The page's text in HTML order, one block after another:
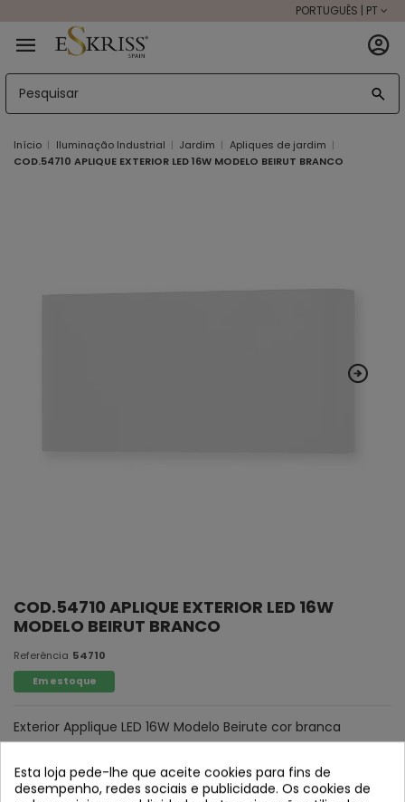
PORTUGUÊS | PT
Início Iluminação Industrial Jardim
Apliques de jardim
COD.54710 APLIQUE EXTERIOR LED 16W MODELO BEIRUT BRANCO
COD.54710 APLIQUE EXTERIOR LED 16W
MODELO BEIRUT BRANCO
Referência 54710
Em estoque
Exterior Applique LED 16W Modelo Beirute cor branca
Esta loja pede-lhe que aceite cookies para fins de
desempenho, redes sociais e publicidade. Os cookies de